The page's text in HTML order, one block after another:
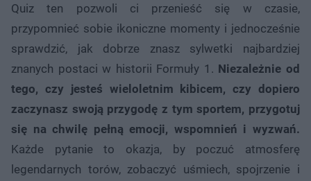
Quiz ten pozwoli ci przenieść się w czasie,
przypomnieć sobie ikoniczne momenty i jednocześnie
sprawdzić, jak dobrze znasz sylwetki najbardziej
znanych postaci w historii Formuły 1. Niezależnie od
tego, czy jesteś wieloletnim kibicem, czy dopiero
zaczynasz swoją przygodę z tym sportem, przygotuj
się na chwilę pełną emocji, wspomnień i wyzwań.
Każde pytanie to okazja, by poczuć atmosferę
legendarnych torów, zobaczyć uśmiech, spojrzenie i